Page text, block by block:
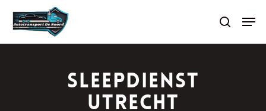
search
Sleepdienst
Utrecht